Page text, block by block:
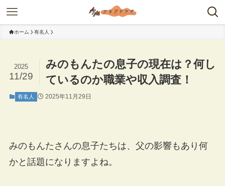
ホーム 有名人
みのもんたの息子の現在は？何し
ているのか職業や収入調査！
2025
11/29
有名人 2025年11月29日
みのもんたさんの息子たちは、父の影響もあり何
かと話題になりますよね。